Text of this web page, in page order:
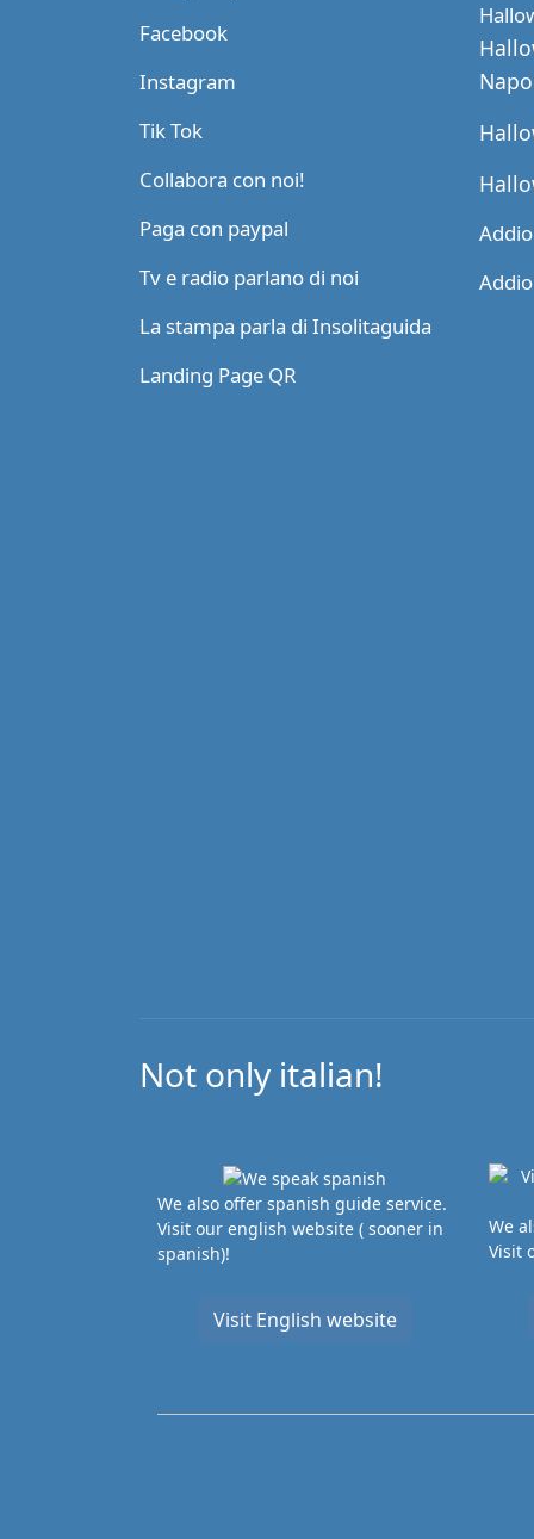
Facebook
Instagram
Tik Tok
Collabora con noi!
Paga con paypal
Tv e radio parlano di noi
La stampa parla di Insolitaguida
Landing Page QR
Not only italian!
We also offer spanish guide service.
Visit our english website ( sooner in
spanish)!
Visit English website
We
Visit